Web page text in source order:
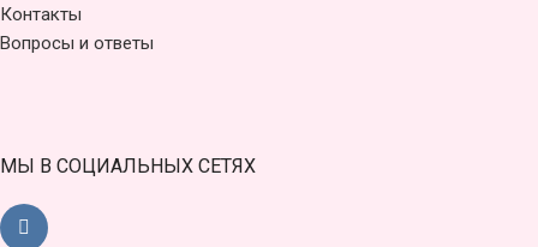
Контакты
Вопросы и ответы
МЫ В СОЦИАЛЬНЫХ СЕТЯХ